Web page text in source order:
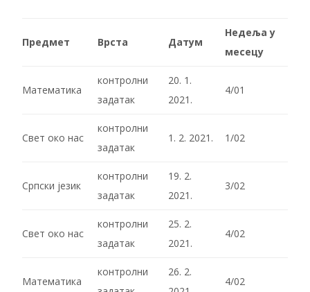
Предмет Врста Датум
Недеља у
месецу
Математика
контролни
задатак
20. 1.
2021.
4/01
Свет око нас
контролни
задатак
1. 2. 2021. 1/02
Српски језик
контролни
задатак
19. 2.
2021.
3/02
Свет око нас
контролни
задатак
25. 2.
2021.
4/02
Математика
контролни
26. 2.
4/02